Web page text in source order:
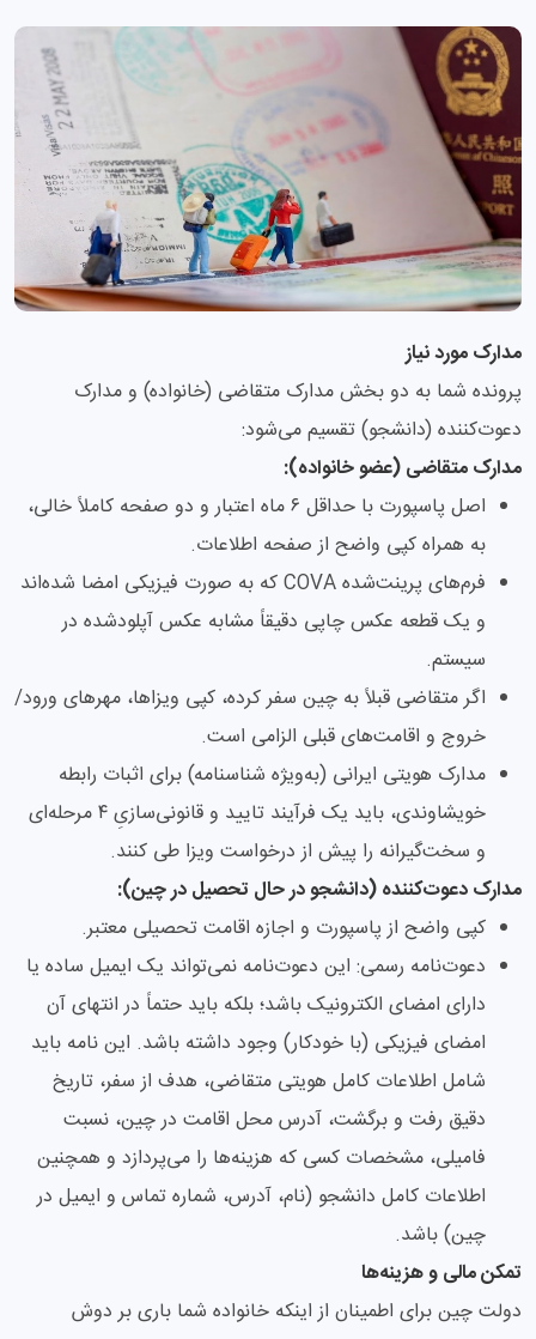
مدارک مورد نیاز
پرونده شما به دو بخش مدارک متقاضی (خانواده) و مدارک
دعوت‌کننده (دانشجو) تقسیم می‌شود:
مدارک متقاضی (عضو خانواده):
اصل پاسپورت با حداقل ۶ ماه اعتبار و دو صفحه کاملاً خالی،
به همراه کپی واضح از صفحه اطلاعات.
فرم‌های پرینت‌شده COVA که به صورت فیزیکی امضا شده‌اند
و یک قطعه عکس چاپی دقیقاً مشابه عکس آپلودشده در
سیستم.
اگر متقاضی قبلاً به چین سفر کرده، کپی ویزاها، مهرهای ورود/
خروج و اقامت‌های قبلی الزامی است.
مدارک هویتی ایرانی (به‌ویژه شناسنامه) برای اثبات رابطه
خویشاوندی، باید یک فرآیند تایید و قانونی‌سازیِ ۴ مرحله‌ای
و سخت‌گیرانه را پیش از درخواست ویزا طی کنند.
مدارک دعوت‌کننده (دانشجو در حال تحصیل در چین):
کپی واضح از پاسپورت و اجازه اقامت تحصیلی معتبر.
دعوت‌نامه رسمی: این دعوت‌نامه نمی‌تواند یک ایمیل ساده یا
دارای امضای الکترونیک باشد؛ بلکه باید حتماً در انتهای آن
امضای فیزیکی (با خودکار) وجود داشته باشد. این نامه باید
شامل اطلاعات کامل هویتی متقاضی، هدف از سفر، تاریخ
دقیق رفت و برگشت، آدرس محل اقامت در چین، نسبت
فامیلی، مشخصات کسی که هزینه‌ها را می‌پردازد و همچنین
اطلاعات کامل دانشجو (نام، آدرس، شماره تماس و ایمیل در
چین) باشد.
تمکن مالی و هزینه‌ها
دولت چین برای اطمینان از اینکه خانواده شما باری بر دوش